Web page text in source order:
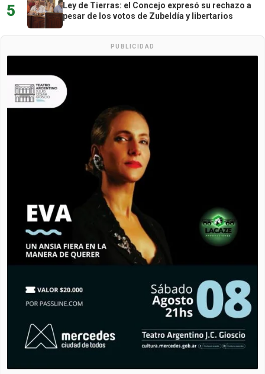
5
Ley de Tierras: el Concejo expresó su rechazo a
pesar de los votos de Zubeldía y libertarios
PUBLICIDAD